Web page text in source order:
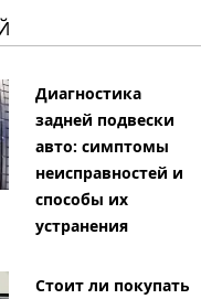
Диагностика
задней подвески
авто: симптомы
неисправностей и
способы их
устранения
Стоит ли покупать